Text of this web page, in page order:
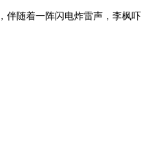
伴随着一阵闪电炸雷声，李枫吓